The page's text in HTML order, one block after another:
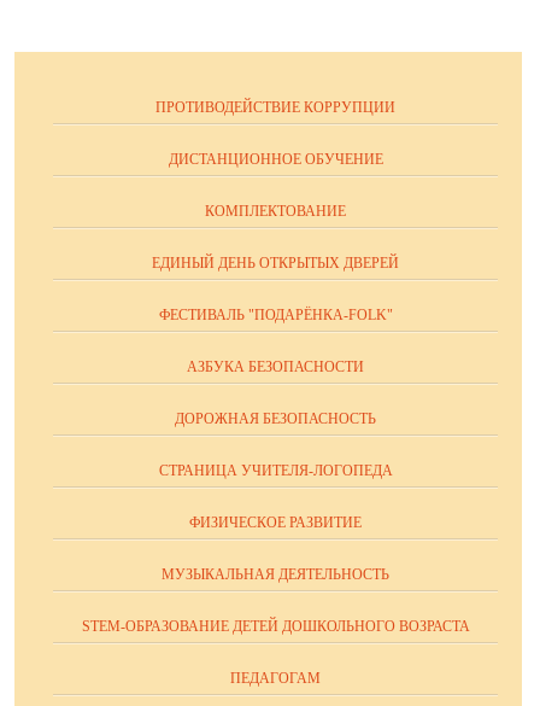
ПРОТИВОДЕЙСТВИЕ КОРРУПЦИИ
ДИСТАНЦИОННОЕ ОБУЧЕНИЕ
КОМПЛЕКТОВАНИЕ
ЕДИНЫЙ ДЕНЬ ОТКРЫТЫХ ДВЕРЕЙ
ФЕСТИВАЛЬ "ПОДАРЁНКА-FOLK"
АЗБУКА БЕЗОПАСНОСТИ
ДОРОЖНАЯ БЕЗОПАСНОСТЬ
СТРАНИЦА УЧИТЕЛЯ-ЛОГОПЕДА
ФИЗИЧЕСКОЕ РАЗВИТИЕ
МУЗЫКАЛЬНАЯ ДЕЯТЕЛЬНОСТЬ
STEM-ОБРАЗОВАНИЕ ДЕТЕЙ ДОШКОЛЬНОГО ВОЗРАСТА
ПЕДАГОГАМ